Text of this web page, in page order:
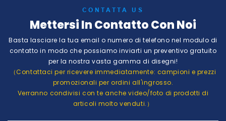
CONTATTA US
Mettersi In Contatto Con Noi
Basta lasciare la tua email o numero di telefono nel modulo di
contatto in modo che possiamo inviarti un preventivo gratuito
per la nostra vasta gamma di disegni!
（Contattaci per ricevere immediatamente: campioni e prezzi
promozionali per ordini all'ingrosso.
Verranno condivisi con te anche video/foto di prodotti di
articoli molto venduti.）